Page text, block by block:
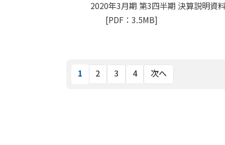
2020年3月期 第3四半期 決算説明資
[PDF：3.5MB]
1 2 3 4 次へ